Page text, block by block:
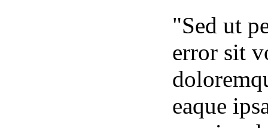
"Sed ut
error sit
eaque